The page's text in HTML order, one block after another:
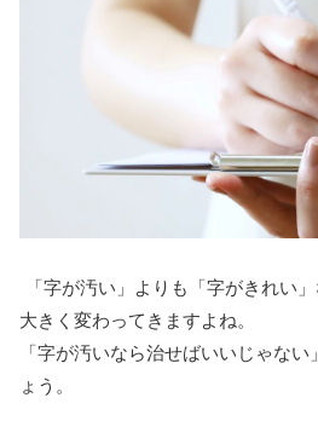
「字が汚い」よりも「字がきれい
大きく変わってきますよね。
「字が汚いなら治せばいいじゃな
ょう。